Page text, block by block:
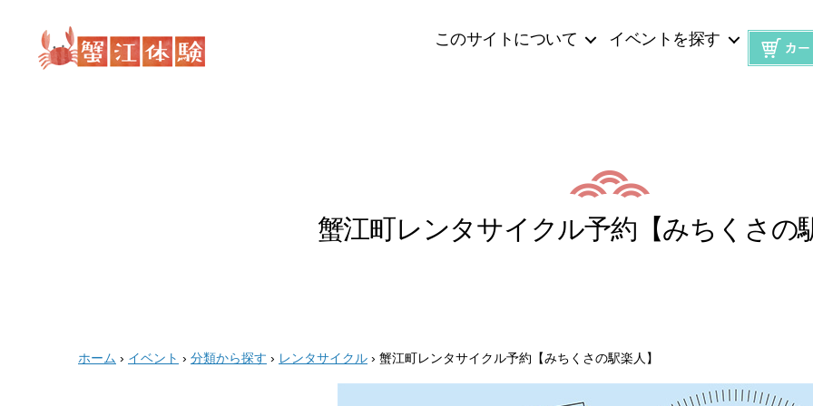
このサイトについて イベントを探す
蟹江町レンタサイクル予約【みちくさの
ホーム › イベント › 分類から探す › レンタサイクル › 蟹江町レンタサイクル予約【みちくさの駅楽人】